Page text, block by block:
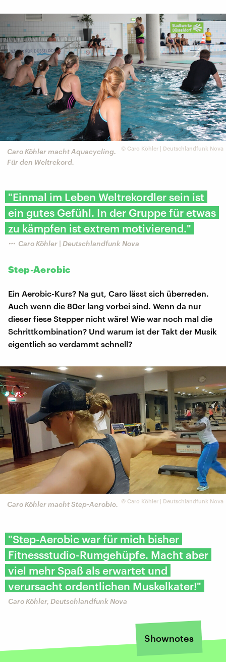
© Caro Köhler | Deutschlandfunk Nova
Caro Köhler macht Aquacycling.
Für den Weltrekord.
"Einmal im Leben Weltrekordler sein ist
ein gutes Gefühl. In der Gruppe für etwas
zu kämpfen ist extrem motivierend."
Caro Köhler | Deutschlandfunk Nova
Step-Aerobic
Ein Aerobic-Kurs? Na gut, Caro lässt sich überreden.
Auch wenn die 80er lang vorbei sind. Wenn da nur
dieser fiese Stepper nicht wäre! Wie war noch mal die
Schrittkombination? Und warum ist der Takt der Musik
eigentlich so verdammt schnell?
© Caro Köhler | Deutschlandfunk Nova
Caro Köhler macht Step-Aerobic.
"Step-Aerobic war für mich bisher
Fitnessstudio-Rumgehüpfe. Macht aber
viel mehr Spaß als erwartet und
verursacht ordentlichen Muskelkater!"
Caro Köhler, Deutschlandfunk Nova
Shownotes